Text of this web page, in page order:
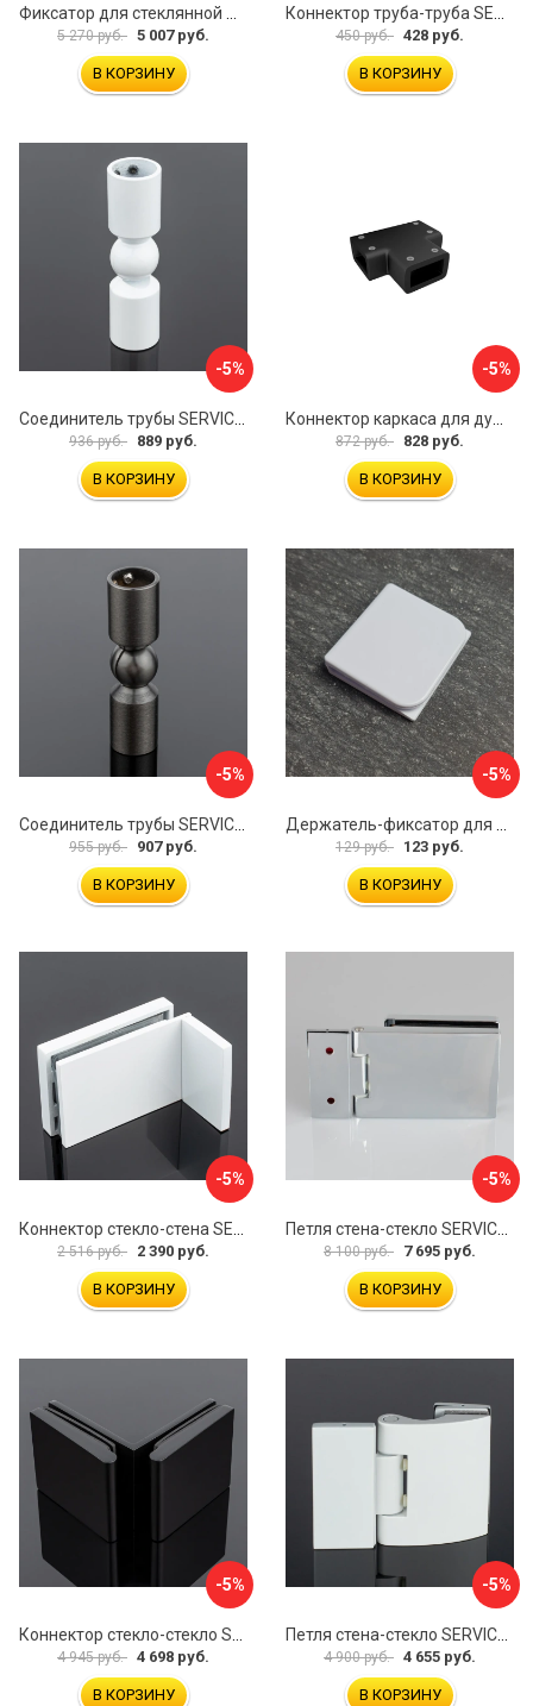
5 270 руб. 5 007 руб.
В КОРЗИНУ
450 руб. 428 руб.
В КОРЗИНУ
-5%
936 руб. 889 руб.
В КОРЗИНУ
-5%
872 руб. 828 руб.
В КОРЗИНУ
-5%
955 руб. 907 руб.
В КОРЗИНУ
-5%
129 руб. 123 руб.
В КОРЗИНУ
-5%
Коннектор стекло-стена SERVICE PLUS K02-203WM/sus304
2 516 руб. 2 390 руб.
В КОРЗИНУ
-5%
Петля стена-стекло SERVICE PLUS P03-101CR/brass
8 100 руб. 7 695 руб.
В КОРЗИНУ
-5%
4 945 руб. 4 698 руб.
В КОРЗИНУ
-5%
4 900 руб. 4 655 руб.
В КОРЗИНУ